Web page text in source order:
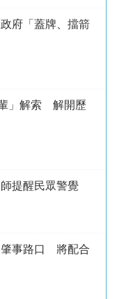
府「蓋牌、擋箭
」解索 解開歷
提醒民眾警覺
肇事路口 將配合